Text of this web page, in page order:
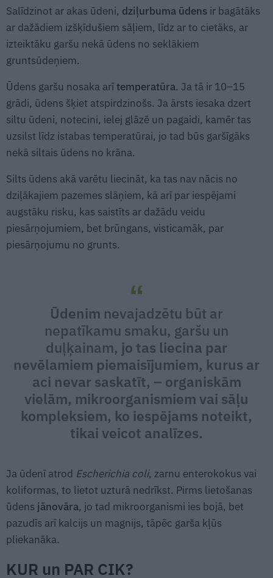
Salīdzinot ar akas ūdeni, dziļurbuma ūdens ir bagātāks
ar dažādiem izšķīdušiem sāļiem, līdz ar to cietāks, ar
izteiktāku garšu nekā ūdens no seklākiem
gruntsūdeņiem.
Ūdens garšu nosaka arītemperatūra. Ja tā ir 10–15
grādi, ūdens šķiet atspirdzinošs. Ja ārsts iesaka dzert
siltu ūdeni, notecini, ielej glāzē un pagaidi, kamēr tas
uzsilst līdz istabas temperatūrai, jo tad būs garšīgāks
nekā siltais ūdens no krāna.
Silts ūdens akā varētu liecināt, ka tas nav nācis no
dziļākajiem pazemes slāņiem, kā arī par iespējami
augstāku risku, kas saistīts ar dažādu veidu
piesārņojumiem, bet brūngans, visticamāk, par
piesārņojumu no grunts.
Ūdenim nevajadzētu būt ar
nepatīkamu smaku, garšu un
duļķainam, jo tas liecina par
nevēlamiem piemaisījumiem, kurus ar
aci nevar saskatīt, – organiskām
vielām, mikroorganismiem vai sāļu
kompleksiem, ko iespējams noteikt,
tikai veicot analīzes.
Ja ūdenī atrod Escherichia coli, zarnu enterokokus vai
koliformas, to lietot uzturā nedrīkst. Pirms lietošanas
ūdens jānovāra, jo tad mikroorganismi ies bojā, bet
pazudīs arī kalcijs un magnijs, tāpēc garša kļūs
pliekanāka.
KUR un PAR CIK?